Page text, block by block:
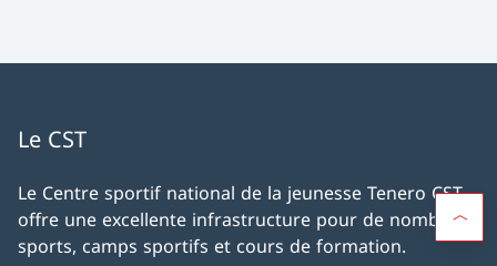
Le CST
Le Centre sportif national de la jeunesse Tenero CST
offre une excellente infrastructure pour de nombreux
sports, camps sportifs et cours de formation.